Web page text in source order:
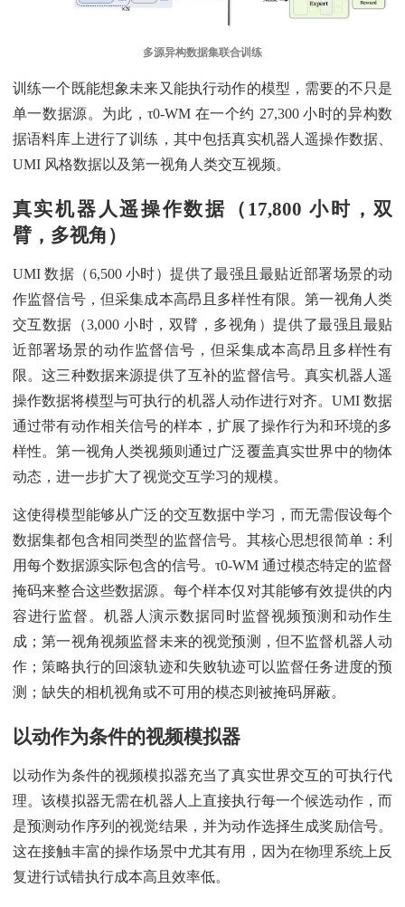
多源异构数据集联合训练
训练一个既能想象未来又能执行动作的模型，需要的不只是
单一数据源。为此，τ0-WM 在一个约 27,300 小时的异构数
据语料库上进行了训练，其中包括真实机器人遥操作数据、
UMI 风格数据以及第一视角人类交互视频。
真实机器人遥操作数据（17,800 小时，双
臂，多视角）
UMI 数据（6,500 小时）提供了最强且最贴近部署场景的动
作监督信号，但采集成本高昂且多样性有限。第一视角人类
交互数据（3,000 小时，双臂，多视角）提供了最强且最贴
近部署场景的动作监督信号，但采集成本高昂且多样性有
限。这三种数据来源提供了互补的监督信号。真实机器人遥
操作数据将模型与可执行的机器人动作进行对齐。UMI 数据
通过带有动作相关信号的样本，扩展了操作行为和环境的多
样性。第一视角人类视频则通过广泛覆盖真实世界中的物体
动态，进一步扩大了视觉交互学习的规模。
这使得模型能够从广泛的交互数据中学习，而无需假设每个
数据集都包含相同类型的监督信号。其核心思想很简单：利
用每个数据源实际包含的信号。τ0-WM 通过模态特定的监督
掩码来整合这些数据源。每个样本仅对其能够有效提供的内
容进行监督。机器人演示数据同时监督视频预测和动作生
成；第一视角视频监督未来的视觉预测，但不监督机器人动
作；策略执行的回滚轨迹和失败轨迹可以监督任务进度的预
测；缺失的相机视角或不可用的模态则被掩码屏蔽。
以动作为条件的视频模拟器
以动作为条件的视频模拟器充当了真实世界交互的可执行代
理。该模拟器无需在机器人上直接执行每一个候选动作，而
是预测动作序列的视觉结果，并为动作选择生成奖励信号。
这在接触丰富的操作场景中尤其有用，因为在物理系统上反
复进行试错执行成本高且效率低。